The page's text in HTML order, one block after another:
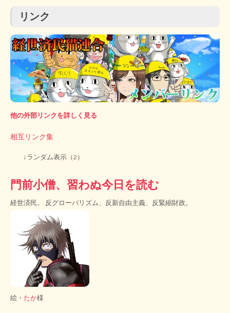
リンク
他の外部リンクを詳しく見る
相互リンク集
↓ランダム表示（2）
門前小僧、習わぬ今日を読む
経世済民。 反グローバリズム、反新自由主義、反緊縮財政。
絵・ たか様